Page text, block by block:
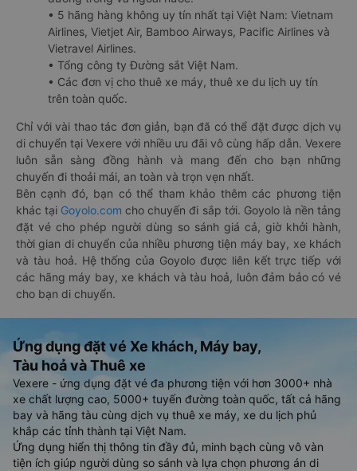
• 5 hãng hàng không uy tín nhất tại Việt Nam: Vietnam
Airlines, Vietjet Air, Bamboo Airways, Pacific Airlines và
Vietravel Airlines.
• Tổng công ty Đường sắt Việt Nam.
• Các đơn vị cho thuê xe máy, thuê xe du lịch uy tín
trên toàn quốc.
Chỉ với vài thao tác đơn giản, bạn đã có thể đặt được dịch vụ
di chuyển tại Vexere với nhiều ưu đãi vô cùng hấp dẫn. Vexere
luôn sẵn sàng đồng hành và mang đến cho bạn những
chuyến đi thoải mái, an toàn và trọn vẹn nhất.
Bên cạnh đó, bạn có thể tham khảo thêm các phương tiện
khác tại Goyolo.com cho chuyến đi sắp tới. Goyolo là nền tảng
đặt vé cho phép người dùng so sánh giá cả, giờ khởi hành,
thời gian di chuyển của nhiều phương tiện máy bay, xe khách
và tàu hoả. Hệ thống của Goyolo được liên kết trực tiếp với
các hãng máy bay, xe khách và tàu hoả, luôn đảm bảo có vé
cho bạn di chuyển.
Ứng dụng đặt vé Xe khách, Máy bay,
Tàu hoả và Thuê xe
Vexere - ứng dụng đặt vé đa phương tiện với hơn 3000+ nhà
xe chất lượng cao, 5000+ tuyến đường toàn quốc, tất cả hãng
bay và hãng tàu cùng dịch vụ thuê xe máy, xe du lịch phủ
khắp các tỉnh thành tại Việt Nam.
Ứng dụng hiển thị thông tin đầy đủ, minh bạch cùng vô vàn
tiện ích giúp người dùng so sánh và lựa chọn phương án di